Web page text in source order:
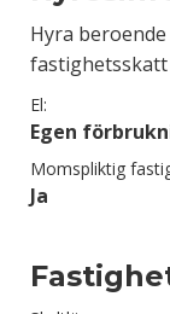
Hyra
El:
Egen
Momspliktig
Ja